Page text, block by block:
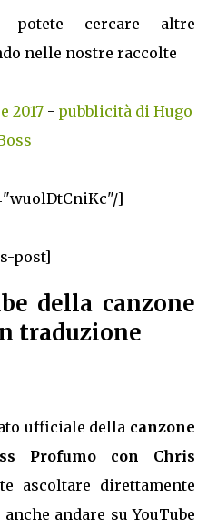
potete cercare altre
nelle nostre raccolte
2017- pubblicità di Hugo
]
post]
della canzone
traduzione
ufficiale della canzone
Profumo con Chris
ascoltare direttamente
andare su YouTube